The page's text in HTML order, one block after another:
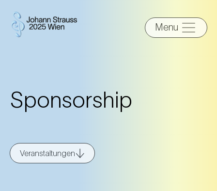
Menu
Sponsorship
Veranstaltungen